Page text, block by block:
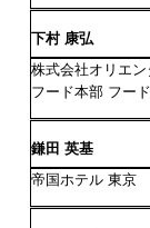
下村 康弘
株式会社オリエン
フード本部 フー
鎌田 英基
帝国ホテル 東京